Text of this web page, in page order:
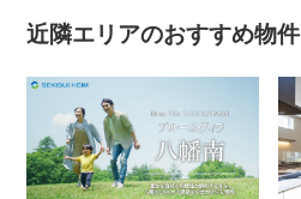
近隣エリアのおすすめ物件